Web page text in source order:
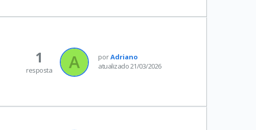
porAdriano
atualizado 21/03/2026
1
resposta